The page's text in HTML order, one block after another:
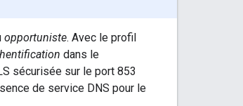
opportuniste. Avec le profil
dans le
sécurisée sur le port 853
de service DNS pour le